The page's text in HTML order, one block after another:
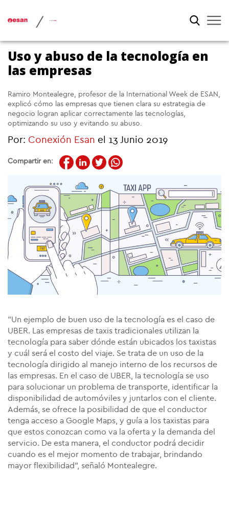
/
Uso y abuso de la tecnología en
las empresas
Ramiro Montealegre, profesor de la International Week de ESAN,
explicó cómo las empresas que tienen clara su estrategia de
negocio logran aplicar correctamente las tecnologías,
optimizando su uso y evitando su abuso.
Por: Conexión Esan el 13 Junio 2019
Compartir en:
"Un ejemplo de buen uso de la tecnología es el caso de
UBER. Las empresas de taxis tradicionales utilizan la
tecnología para saber dónde están ubicados los taxistas
y cuál será el costo del viaje. Se trata de un uso de la
tecnología dirigido al manejo interno de los recursos de
las empresas. En el caso de UBER, la tecnología se uso
para solucionar un problema de transporte, identificar la
disponibilidad de automóviles y juntarlos con el cliente.
Además, se ofrece la posibilidad de que el conductor
tenga acceso a Google Maps, y guía a los taxistas para
que estos conozcan como va la oferta y la demanda del
servicio. De esta manera, el conductor podrá decidir
cuando es el mejor momento de trabajar, brindando
mayor flexibilidad", señaló Montealegre.